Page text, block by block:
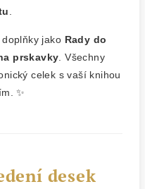
jako Rady do
prskavky . Všechny
celek s vaší knihou
✨
desek